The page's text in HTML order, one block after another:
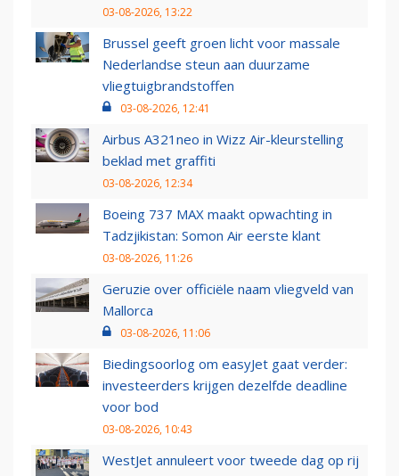
03-08-2026, 13:22
Brussel geeft groen licht voor massale
Nederlandse steun aan duurzame
vliegtuigbrandstoffen
03-08-2026, 12:41
Airbus A321neo in Wizz Air-kleurstelling
beklad met graffiti
03-08-2026, 12:34
Boeing 737 MAX maakt opwachting in
Tadzjikistan: Somon Air eerste klant
03-08-2026, 11:26
Geruzie over officiële naam vliegveld van
Mallorca
03-08-2026, 11:06
Biedingsoorlog om easyJet gaat verder:
investeerders krijgen dezelfde deadline
voor bod
03-08-2026, 10:43
WestJet annuleert voor tweede dag op rij